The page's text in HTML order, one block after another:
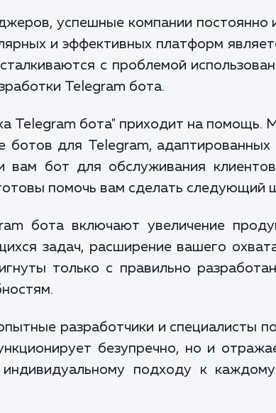
успешные компании
и эффективных платформ
с проблемой
Telegram бота.
Telegram бота" приходит на помощь.
ботов для Telegram,
бот для обслуживания
помочь вам сделать следующий
бота включают увеличение
задач, расширение вашего
только с правильно
разработчики и специалисты
безупречно, но и
подходу к